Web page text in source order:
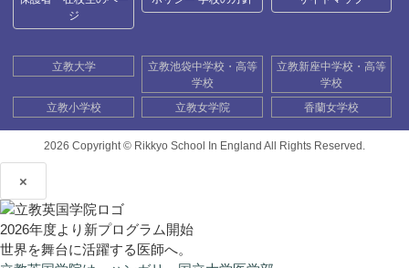
ジ
立教大学
立教池袋中学校・高等
学校
立教新座中学校・高等
学校
立教小学校
立教女学院 香蘭女学校
2026 Copyright © Rikkyo School In England All Rights Reserved.
×
2026年度より新プログラム開始
世界を舞台に活躍する医師へ。